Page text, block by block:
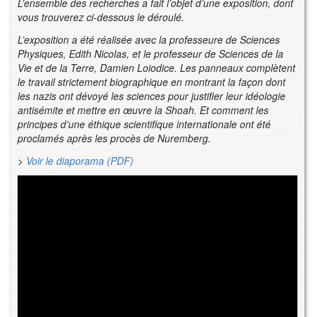
vous trouverez ci-dessous le déroulé.
L’exposition a été réalisée avec la professeure de Sciences
Physiques, Edith Nicolas, et le professeur de Sciences de la
Vie et de la Terre, Damien Loiodice. Les panneaux complètent
le travail strictement biographique en montrant la façon dont
les nazis ont dévoyé les sciences pour justifier leur idéologie
antisémite et mettre en œuvre la Shoah. Et comment les
principes d’une éthique scientifique internationale ont été
proclamés après les procès de Nuremberg.
> Voir le diaporama (PDF)